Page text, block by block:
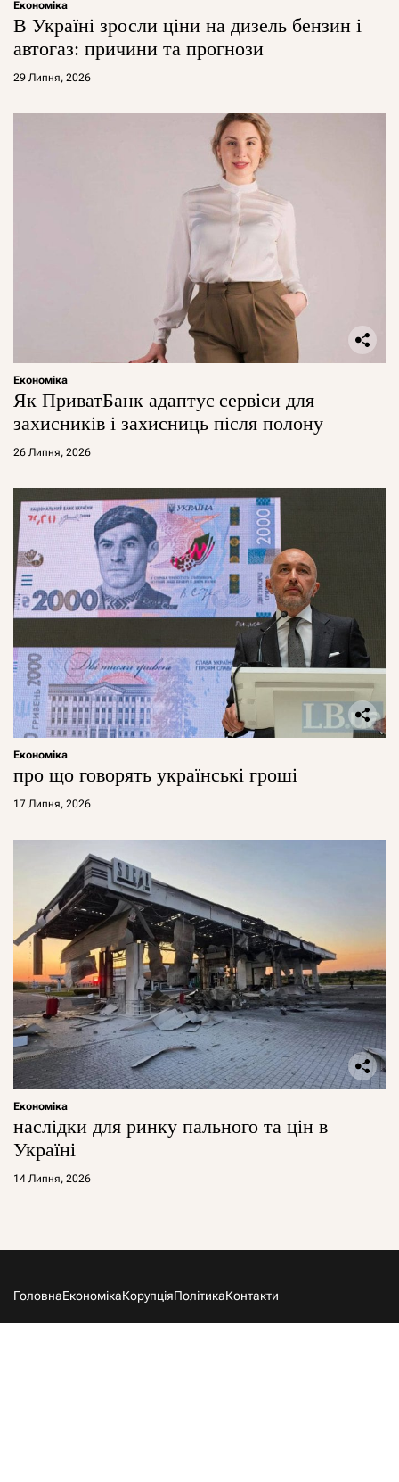
Економіка
В Україні зросли ціни на дизель бензин і
автогаз: причини та прогнози
29 Липня, 2026
Економіка
Як ПриватБанк адаптує сервіси для
захисників і захисниць після полону
26 Липня, 2026
Економіка
про що говорять українські гроші
17 Липня, 2026
Економіка
наслідки для ринку пального та цін в
Україні
14 Липня, 2026
ГоловнаЕкономікаКорупціяПолітикаКонтакти